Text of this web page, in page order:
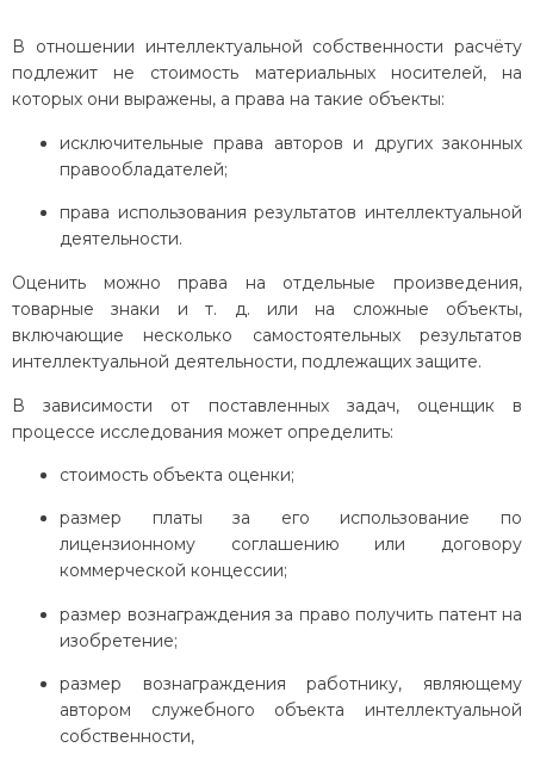
В отношении интеллектуальной собственности расчёту
подлежит не стоимость материальных носителей, на
которых они выражены, а права на такие объекты:
исключительные права авторов и других законных
правообладателей;
права использования результатов интеллектуальной
деятельности.
Оценить можно права на отдельные произведения,
товарные знаки и т. д. или на сложные объекты,
включающие несколько самостоятельных результатов
интеллектуальной деятельности, подлежащих защите.
В зависимости от поставленных задач, оценщик в
процессе исследования может определить:
стоимость объекта оценки;
размер платы за его использование по
лицензионному соглашению или договору
коммерческой концессии;
размер вознаграждения за право получить патент на
изобретение;
размер вознаграждения работнику, являющему
автором служебного объекта интеллектуальной
собственности,